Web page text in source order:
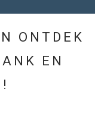
ONTDEK
EN